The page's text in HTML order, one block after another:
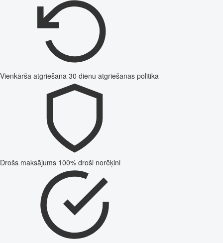
Vienkārša atgriešana 30 dienu atgriešanas politika
Drošs maksājums 100% droši norēķini